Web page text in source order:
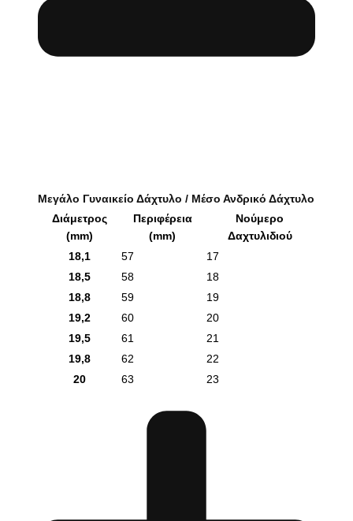
Μεγάλο Γυναικείο Δάχτυλο / Μέσο Ανδρικό Δάχτυλο
Διάμετρος
(mm)
Περιφέρεια
(mm)
Νούμερο
Δαχτυλιδιού
18,1
57
17
18,5
58
18
18,8
59
19
19,2
60
20
19,5
61
21
19,8
62
22
20
63 23